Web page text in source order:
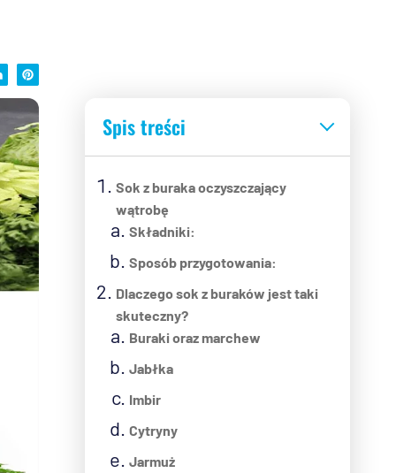
Spis treści
Sok z buraka oczyszczający
wątrobę
Składniki:
Sposób przygotowania:
Dlaczego sok z buraków jest taki
skuteczny?
Buraki oraz marchew
Jabłka
Imbir
Cytryny
Jarmuż